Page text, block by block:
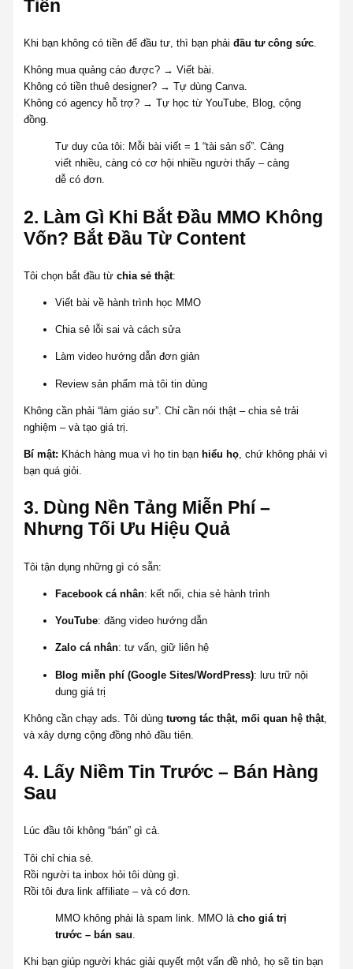
Tiền
Khi bạn không có tiền để đầu tư, thì bạn phảiđầu tư công sức
Không mua quảng cáo được? → Viết bài.
Không có tiền thuê designer? → Tự dùng Canva.
Không có agency hỗ trợ? → Tự học từ YouTube, Blog, cộng
đồng.
Tư duy của tôi: Mỗi bài viết = 1 “tài sản số”. Càng
viết nhiều, càng có cơ hội nhiều người thấy – càng
dễ có đơn.
2. Làm Gì Khi Bắt Đầu MMO Không
Vốn? Bắt Đầu Từ Content
Tôi chọn bắt đầu từchia sẻ thật:
Viết bài về hành trình học MMO
Chia sẻ lỗi sai và cách sửa
Làm video hướng dẫn đơn giản
Review sản phẩm mà tôi tin dùng
Không cần phải “làm giáo sư”. Chỉ cần nói thật – chia sẻ trải
nghiệm – và tạo giá trị.
Bí mật: Khách hàng mua vì họ tin bạn hiểu họ, chứ không phải vì
bạn quá giỏi.
3. Dùng Nền Tảng Miễn Phí –
Nhưng Tối Ưu Hiệu Quả
Tôi tận dụng những gì có sẵn:
Facebook cá nhân: kết nối, chia sẻ hành trình
YouTube: đăng video hướng dẫn
Zalo cá nhân: tư vấn, giữ liên hệ
Blog miễn phí (Google Sites/WordPress): lưu trữ nội
dung giá trị
Không cần chạy ads. Tôi dùngtương tác thật, mối quan hệ thật
và xây dựng cộng đồng nhỏ đầu tiên.
4. Lấy Niềm Tin Trước – Bán Hàng
Sau
Lúc đầu tôi không “bán” gì cả.
Tôi chỉ chia sẻ.
Rồi người ta inbox hỏi tôi dùng gì.
Rồi tôi đưa link affiliate – và có đơn.
MMO không phải là spam link. MMO làcho giá trị
trước – bán sau
Khi bạn giúp người khác giải quyết một vấn đề nhỏ, họ sẽ tin bạn